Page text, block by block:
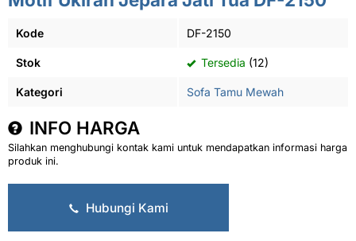
Kode DF-2150
Stok Tersedia (12)
Kategori Sofa Tamu Mewah
INFO HARGA
Silahkan menghubungi kontak kami untuk mendapatkan informasi harga
produk ini.
Hubungi Kami